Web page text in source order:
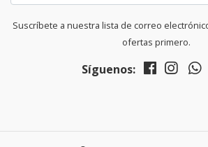
Suscríbete a nuestra lista de correo
ofertas primero.
Síguenos: